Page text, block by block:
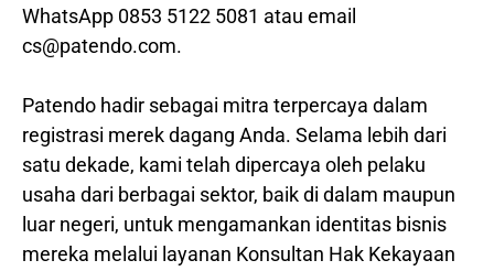
WhatsApp 0853 5122 5081 atau email
cs@patendo.com.
Patendo hadir sebagai mitra terpercaya dalam
registrasi merek dagang Anda. Selama lebih dari
satu dekade, kami telah dipercaya oleh pelaku
usaha dari berbagai sektor, baik di dalam maupun
luar negeri, untuk mengamankan identitas bisnis
mereka melalui layanan Konsultan Hak Kekayaan